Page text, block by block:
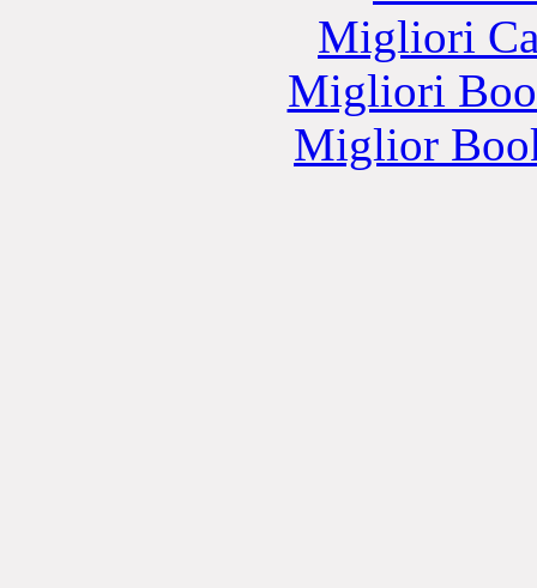
Migliori
Migliori
Miglior